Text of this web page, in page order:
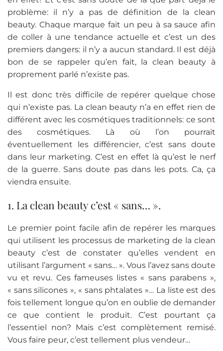
problème: il n’y a pas de définition de la clean
beauty. Chaque marque fait un peu à sa sauce afin
de coller à une tendance actuelle et c’est un des
premiers dangers: il n’y a aucun standard. Il est déjà
bon de se rappeler qu’en fait, la clean beauty à
proprement parlé n’existe pas.
Il est donc très difficile de repérer quelque chose
qui n’existe pas. La clean beauty n’a en effet rien de
différent avec les cosmétiques traditionnels: ce sont
des cosmétiques. Là où l’on pourrait
éventuellement les différencier, c’est sans doute
dans leur marketing. C’est en effet là qu’est le nerf
de la guerre. Sans doute pas dans les pots. Ca, ça
viendra ensuite.
1. La clean beauty c’est « sans… ».
Le premier point facile afin de repérer les marques
qui utilisent les processus de marketing de la clean
beauty c’est de constater qu’elles vendent en
utilisant l’argument « sans… ». Vous l’avez sans doute
vu et revu. Ces fameuses listes « sans parabens »,
« sans silicones », « sans phtalates »… La liste est des
fois tellement longue qu’on en oublie de demander
ce que contient le produit. C’est pourtant ça
l’essentiel non? Mais c’est complètement remisé.
Vous faire peur, c’est tellement plus vendeur…